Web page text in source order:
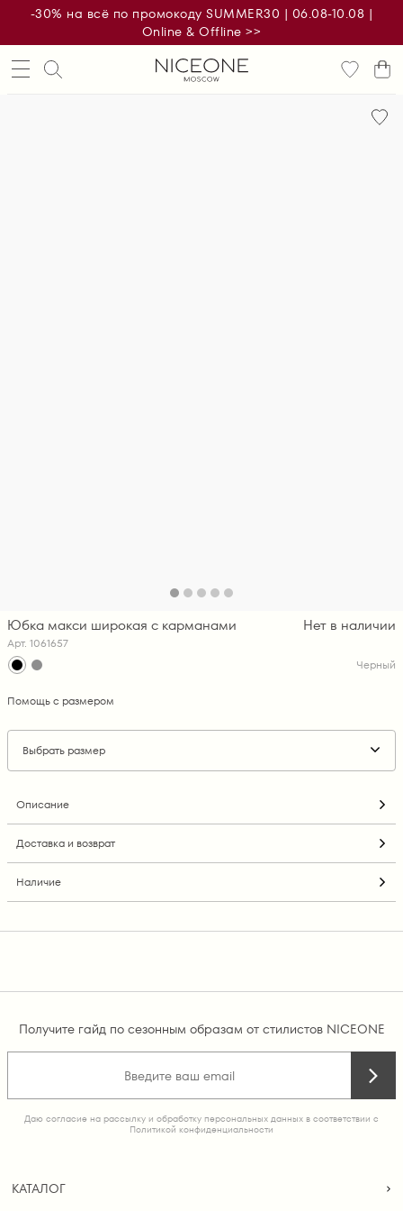
-30% на всё по промокоду SUMMER30 | 06.08-10.08 |
Online & Offline >>
Юбка макси широкая с карманами
Арт. 1061657
Нет в наличии
Черный
Помощь с размером
Выбрать размер
Описание
Доставка и возврат
Наличие
Получите гайд по сезонным образам от стилистов NICEONE
Даю согласие на рассылку и обработку персональных данных в соответствии с
Политикой конфиденциальности
КАТАЛОГ